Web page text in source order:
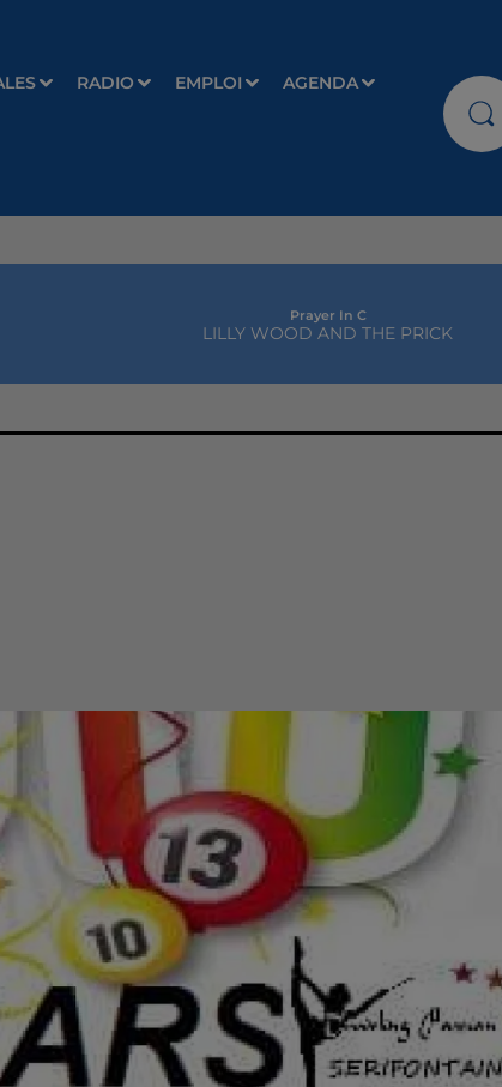
RADIO EMPLOI AGENDA
Prayer In C
LILLY WOOD AND THE PRICK